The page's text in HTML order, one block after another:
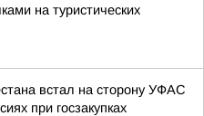
на туристических
встал на сторону УФАС
при госзакупках